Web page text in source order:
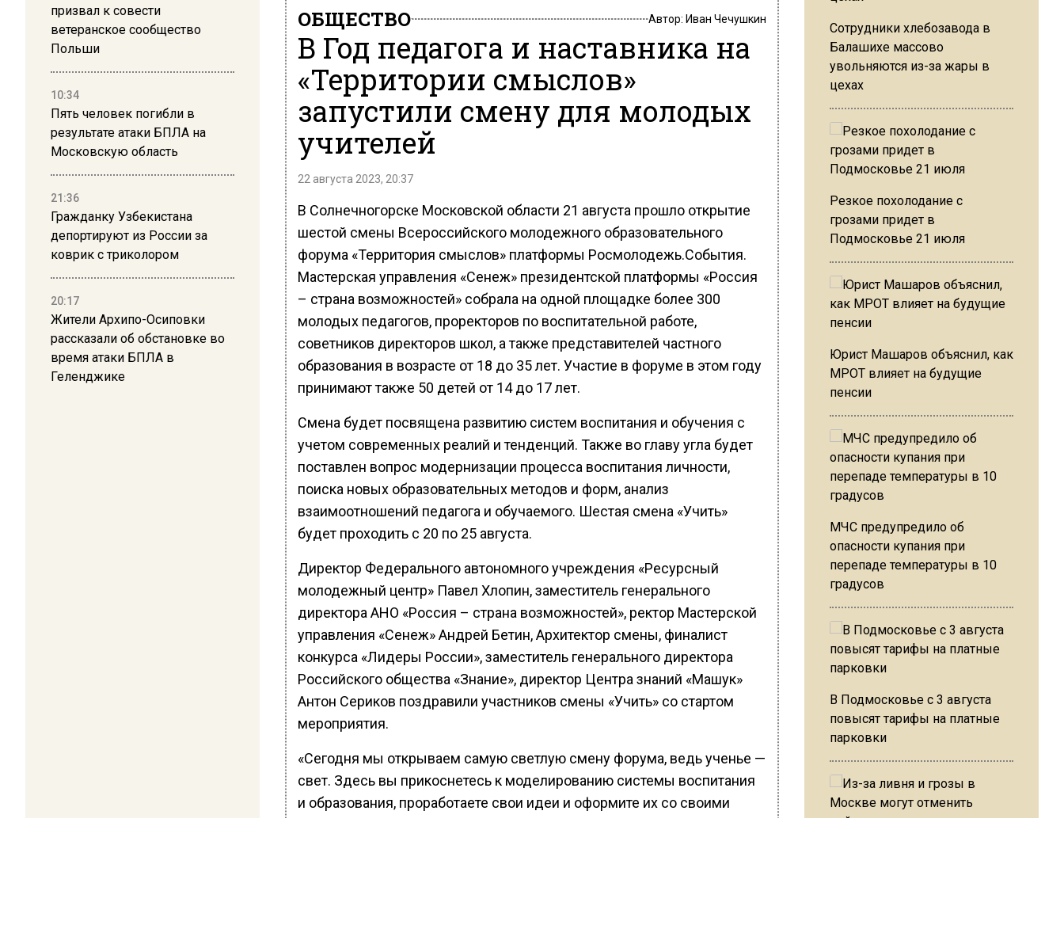
призвал к совести
ветеранское сообщество
Польши
10:34
Пять человек погибли в
результате атаки БПЛА на
Московскую область
21:36
Гражданку Узбекистана
депортируют из России за
коврик с триколором
20:17
Жители Архипо-Осиповки
рассказали об обстановке во
время атаки БПЛА в
Геленджике
ОБЩЕСТВО Автор: Иван Чечушкин
В Год педагога и наставника на
«Территории смыслов»
запустили смену для молодых
учителей
22 августа 2023, 20:37
В Солнечногорске Московской области 21 августа прошло открытие
шестой смены Всероссийского молодежного образовательного
форума «Территория смыслов» платформы Росмолодежь.События.
Мастерская управления «Сенеж» президентской платформы «Россия
– страна возможностей» собрала на одной площадке более 300
молодых педагогов, проректоров по воспитательной работе,
советников директоров школ, а также представителей частного
образования в возрасте от 18 до 35 лет. Участие в форуме в этом году
принимают также 50 детей от 14 до 17 лет.
Смена будет посвящена развитию систем воспитания и обучения с
учетом современных реалий и тенденций. Также во главу угла будет
поставлен вопрос модернизации процесса воспитания личности,
поиска новых образовательных методов и форм, анализ
взаимоотношений педагога и обучаемого. Шестая смена «Учить»
будет проходить с 20 по 25 августа.
Директор Федерального автономного учреждения «Ресурсный
молодежный центр» Павел Хлопин, заместитель генерального
директора АНО «Россия – страна возможностей», ректор Мастерской
управления «Сенеж» Андрей Бетин, Архитектор смены, финалист
конкурса «Лидеры России», заместитель генерального директора
Российского общества «Знание», директор Центра знаний «Машук»
Антон Сериков поздравили участников смены «Учить» со стартом
мероприятия.
«Сегодня мы открываем самую светлую смену форума, ведь ученье —
свет. Здесь вы прикоснетесь к моделированию системы воспитания
и образования, проработаете свои идеи и оформите их со своими
Сотрудники хлебозавода в
Балашихе массово
увольняются из-за жары в
цехах
Резкое похолодание с
грозами придет в
Подмосковье 21 июля
Юрист Машаров объяснил, как
МРОТ влияет на будущие
пенсии
МЧС предупредило об
опасности купания при
перепаде температуры в 10
градусов
В Подмосковье с 3 августа
повысят тарифы на платные
парковки